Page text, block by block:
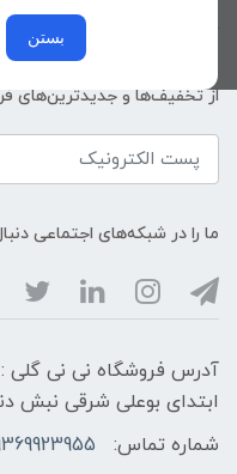
بستن
خرید عمده
از تخفیف‌ها و جدیدترین‌های
ما را در شبکه‌های اجتماعی
آدرس فروشگاه نی نی گلی :
ابتدای بوعلی شرقی نبش
شماره تماس: